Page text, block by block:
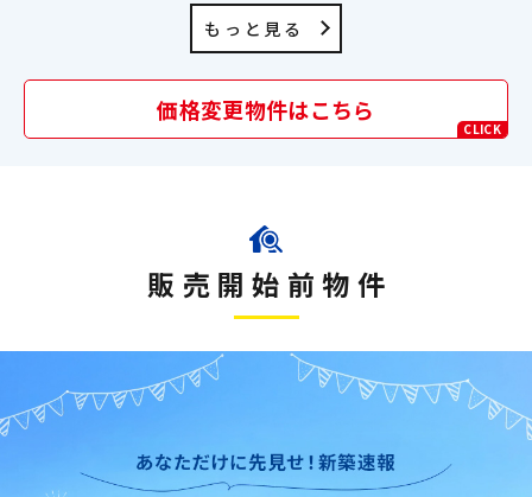
のパントリーで、料理の段取りがぐ
んとスムーズに ◆最大3台駐車：
前面道路との出入りも楽々。毎日の
未来の暮らしがここから始まります
らしやすさ◎ ◆静かで
境を求める方に：前面
もっと見る
価格変更物件はこちら
CLICK
販売開始前物件